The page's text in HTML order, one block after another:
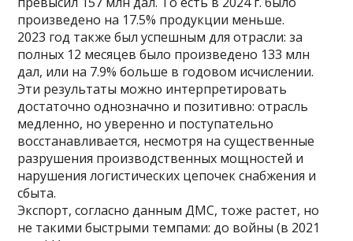
произведено на 17.5% продукции меньше.
2023 год также был успешным для отрасли: за
полных 12 месяцев было произведено 133 млн
дал, или на 7.9% больше в годовом исчислении.
Эти результаты можно интерпретировать
достаточно однозначно и позитивно: отрасль
медленно, но уверенно и поступательно
восстанавливается, несмотря на существенные
разрушения производственных мощностей и
нарушения логистических цепочек снабжения и
сбыта.
Экспорт, согласно данным ДМС, тоже растет, но
не такими быстрыми темпами: до войны (в 2021